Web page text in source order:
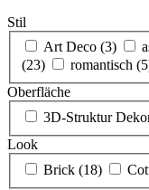
Stil
Art Deco (3)
(23)
romantisch
Oberfläche
3D-Struktur
Look
Brick (18)